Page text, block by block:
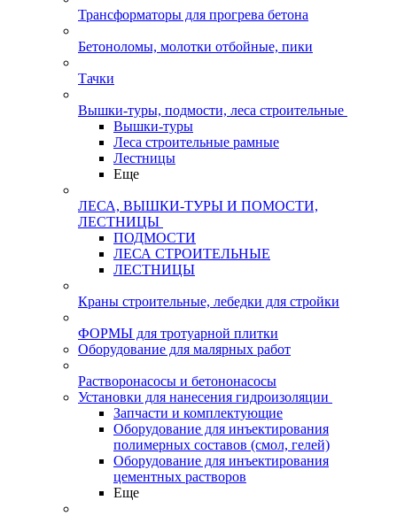
Трансформаторы для прогрева бетона
Бетоноломы, молотки отбойные, пики
Тачки
Вышки-туры, подмости, леса строительные
Вышки-туры
Леса строительные рамные
Лестницы
Еще
ЛЕСА, ВЫШКИ-ТУРЫ И ПОМОСТИ,
ЛЕСТНИЦЫ
ПОДМОСТИ
ЛЕСА СТРОИТЕЛЬНЫЕ
ЛЕСТНИЦЫ
Краны строительные, лебедки для стройки
ФОРМЫ для тротуарной плитки
Оборудование для малярных работ
Растворонасосы и бетононасосы
Установки для нанесения гидроизоляции
Запчасти и комплектующие
Оборудование для инъектирования
полимерных составов (смол, гелей)
Оборудование для инъектирования
цементных растворов
Еще